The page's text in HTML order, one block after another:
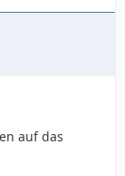
auf das